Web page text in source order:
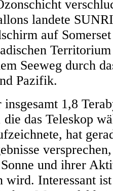
landete
auf
Seeweg durch
Pazifik.
1,8
das Teleskop
hat
und ihrer
wird. Interessant